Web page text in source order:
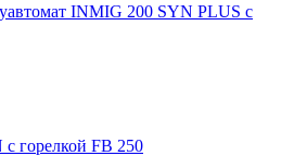
INMIG 200 SYN PLUS с
горелкой FB 250